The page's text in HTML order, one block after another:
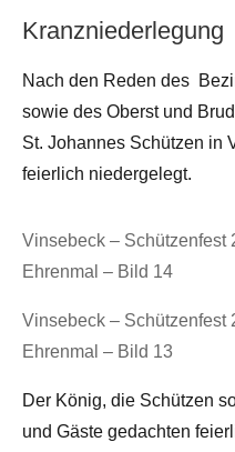
Kranzniederlegung
Nach den Reden des
sowie des Oberst und
St. Johannes Schützen in
feierlich niedergelegt.
Vinsebeck – Schützenfest
Ehrenmal – Bild 14
Vinsebeck – Schützenfest
Ehrenmal – Bild 13
Der König, die Schützen
und Gäste gedachten